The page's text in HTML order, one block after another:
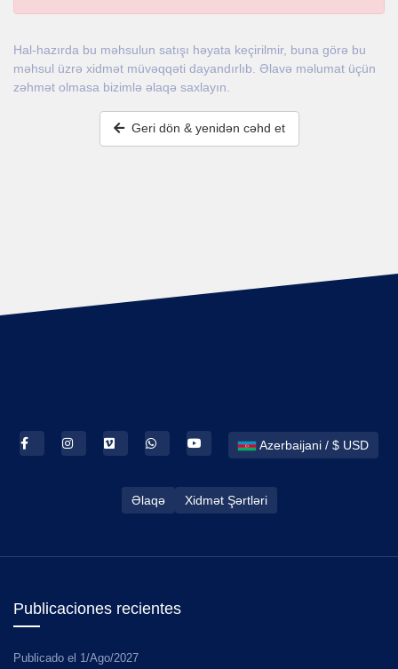
Hal-hazırda bu məhsulun satışı həyata keçirilmir, buna görə bu
məhsul üzrə xidmət müvəqqəti dayandırlıb. Əlavə məlumat üçün
zəhmət olmasa bizimlə əlaqə saxlayın.
Geri dön & yenidən cəhd et
Azerbaijani / $ USD
Əlaqə Xidmət Şərtləri
Publicaciones recientes
Publicado el 1/Ago/2027